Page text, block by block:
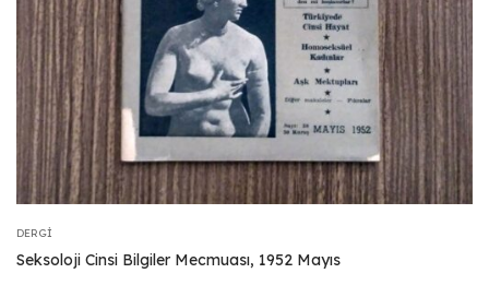
DERGI
Seksoloji Cinsi Bilgiler Mecmuası, 1952 Mayıs